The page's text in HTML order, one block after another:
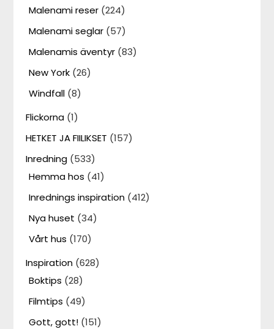
Malenami reser (224)
Malenami seglar (57)
Malenamis äventyr (83)
New York (26)
Windfall (8)
Flickorna (1)
HETKET JA FIILIKSET (157)
Inredning (533)
Hemma hos (41)
Inrednings inspiration (412)
Nya huset (34)
Vårt hus (170)
Inspiration (628)
Boktips (28)
Filmtips (49)
Gott, gott! (151)